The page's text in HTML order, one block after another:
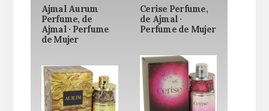
Ajmal Aurum
Perfume, de
Ajmal · Perfume
de Mujer
Cerise Perfume,
de Ajmal ·
Perfume de Mujer